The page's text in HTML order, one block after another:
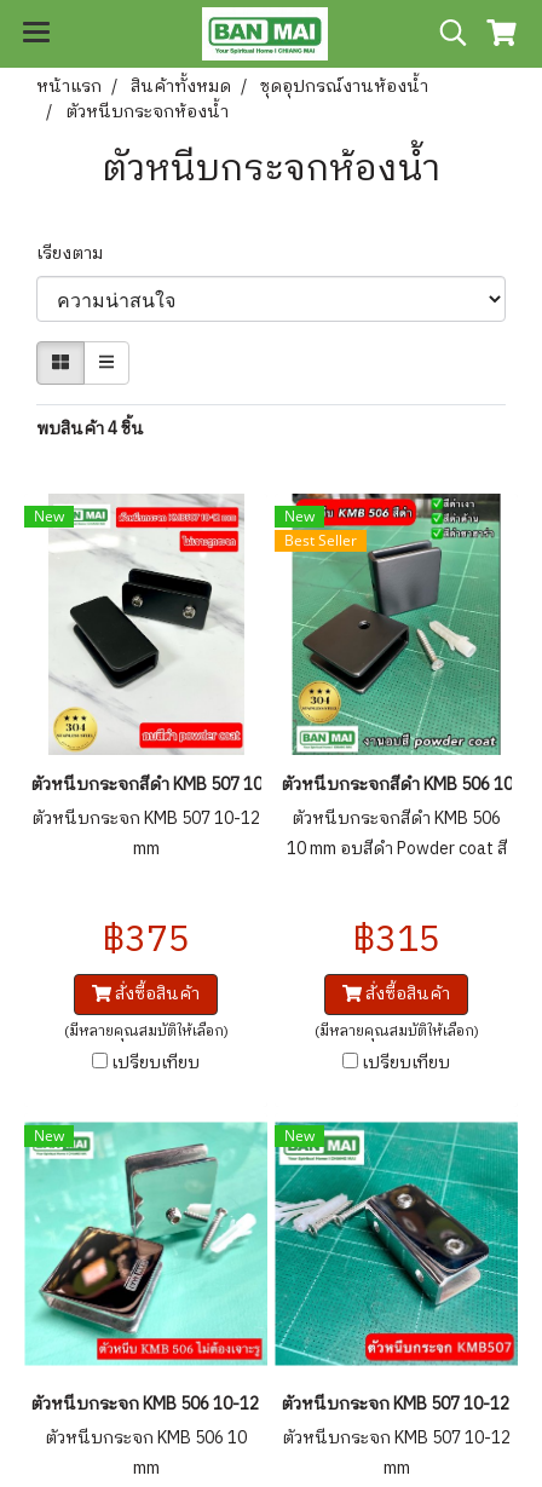
หน้าแรก สินค้าทั้งหมด
ชุดอุปกรณ์งานห้องน้ำ
ตัวหนีบกระจกห้องน้ำ
ตัวหนีบกระจกห้องน้ำ
เรียงตาม
พบสินค้า 4 ชิ้น
New
ตัวหนีบกระจกสีดำ KMB 507 10-12 mm
ตัวหนีบกระจก KMB 507 10-12
mm
฿375
สั่งซื้อสินค้า
(มีหลายคุณสมบัติให้เลือก)
เปรียบเทียบ
New
Best Seller
ตัวหนีบกระจกสีดำ KMB 506 10 mm
ตัวหนีบกระจกสีดำ KMB 506
10 mm อบสีดำ Powder coat สี
฿315
สั่งซื้อสินค้า
(มีหลายคุณสมบัติให้เลือก)
เปรียบเทียบ
New
ตัวหนีบกระจก KMB 506 10-12 mm
ตัวหนีบกระจก KMB 506 10
mm
New
ตัวหนีบกระจก KMB 507 10-12 mm
ตัวหนีบกระจก KMB 507 10-12
mm